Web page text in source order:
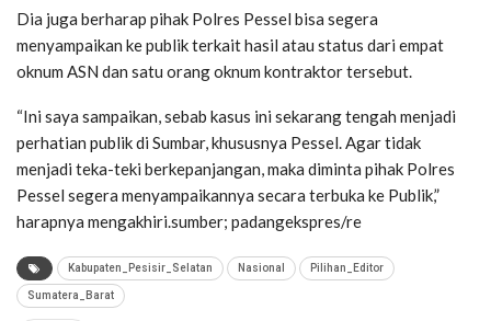
Dia juga berharap pihak Polres Pessel bisa segera
menyampaikan ke publik terkait hasil atau status dari empat
oknum ASN dan satu orang oknum kontraktor tersebut.
“Ini saya sampaikan, sebab kasus ini sekarang tengah menjadi
perhatian publik di Sumbar, khususnya Pessel. Agar tidak
menjadi teka-teki berkepanjangan, maka diminta pihak Polres
Pessel segera menyampaikannya secara terbuka ke Publik,”
harapnya mengakhiri.sumber; padangekspres/re
Kabupaten_Pesisir_Selatan Nasional Pilihan_Editor
Sumatera_Barat